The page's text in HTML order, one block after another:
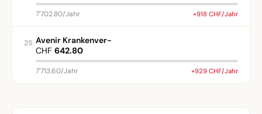
7'702.80/Jahr +918 CHF/Jahr
25 Avenir Krankenver-
CHF 642.80
7'713.60/Jahr +929 CHF/Jahr